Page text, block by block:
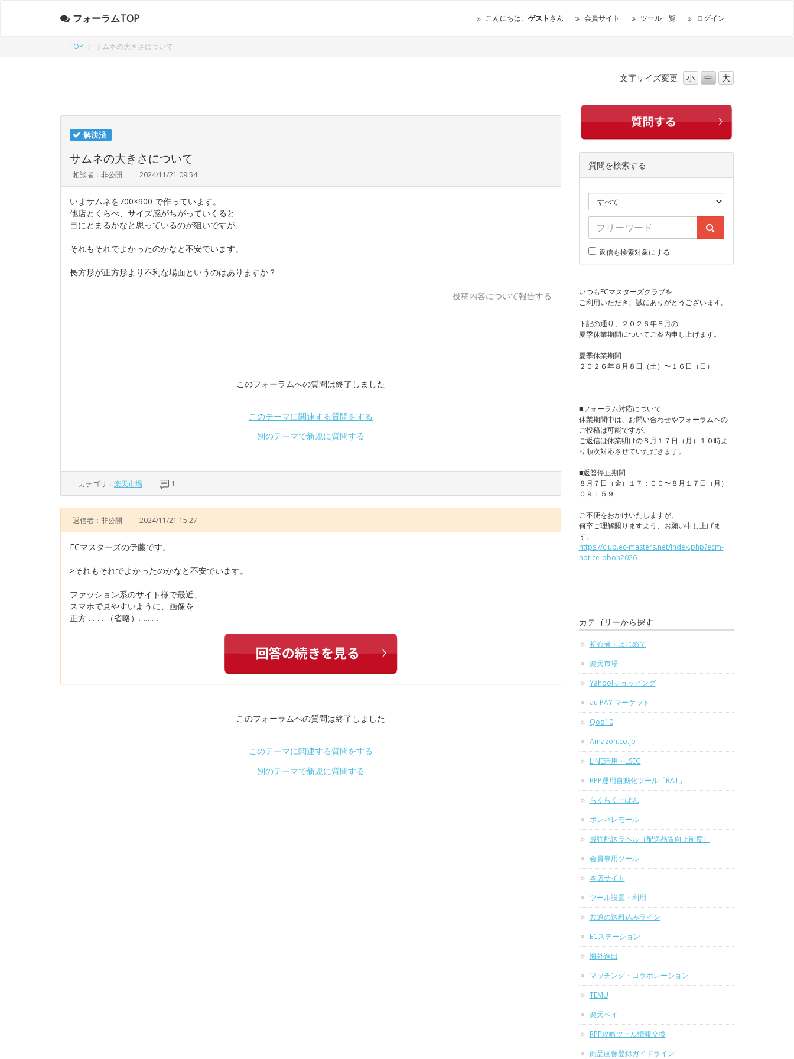
フォーラムTOP こんにちは、 ゲストさん 会員サイト ツール一覧 ログイン
TOP サムネの大きさについて
文字サイズ変更 小 中 大
解決済
サムネの大きさについて
相談者：非公開 2024/11/21 09:54
いまサムネを700×900 で作っています。
他店とくらべ、サイズ感がちがっていくると
目にとまるかなと思っているのが狙いですが、
それもそれでよかったのかなと不安でいます。
長方形が正方形より不利な場面というのはありますか？
投稿内容について報告する
このフォーラムへの質問は終了しました
このテーマに関連する質問をする
別のテーマで新規に質問する
カテゴリ： 楽天市場 1
返信者：非公開 2024/11/21 15:27
ECマスターズの伊藤です。
>それもそれでよかったのかなと不安でいます。
ファッション系のサイト様で最近、
スマホで見やすいように、画像を
正方………（省略）………
このフォーラムへの質問は終了しました
このテーマに関連する質問をする
別のテーマで新規に質問する
質問を検索する
返信も検索対象にする
いつもECマスターズクラブを
ご利用いただき、誠にありがとうございます。
下記の通り、２０２６年８月の
夏季休業期間についてご案内申し上げます。
夏季休業期間
２０２６年８月８日（土）〜１６日（日）
■フォーラム対応について
休業期間中は、お問い合わせやフォーラムへの
ご投稿は可能ですが、
ご返信は休業明けの８月１７日（月）１０時よ
り順次対応させていただきます。
■返答停止期間
８月７日（金）１７：００〜８月１７日（月）
０９：５９
ご不便をおかけいたしますが、
何卒ご理解賜りますよう、お願い申し上げま
す。
https://club.ec-masters.net/index.php?ecm-
notice-obon2026
カテゴリーから探す
初心者・はじめて
楽天市場
Yahoo!ショッピング
au PAY マーケット
Qoo10
Amazon.co.jp
LINE活用・LSEG
RPP運用自動化ツール「RAT」
らくらくーぽん
ポンパレモール
最強配送ラベル（配送品質向上制度）
会員専用ツール
本店サイト
ツール設置・利用
共通の送料込みライン
ECステーション
海外進出
マッチング・コラボレーション
TEMU
楽天ペイ
RPP攻略ツール情報交換
商品画像登録ガイドライン